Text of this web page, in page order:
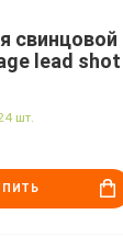
lead
шт.